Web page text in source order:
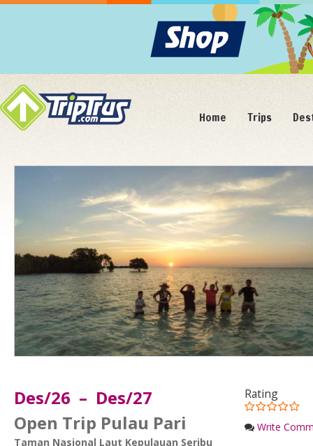
Home Trips
Rating
Write
Des/26 – Des/27
Open Trip Pulau Pari
Taman Nasional Laut Kepulauan Seribu